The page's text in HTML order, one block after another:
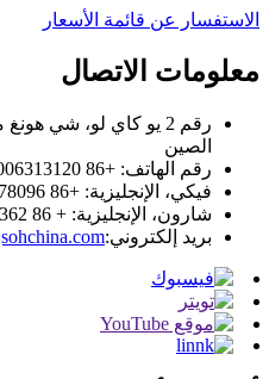
الاستفسار عن قائمة الأسعار
معلومات الاتصال
رقم 2 يو كاي لو، شي
الصين
رقم الهاتف: +86 4006313120
فيكي، الإنجليزية: +86 13911078096
شارون، الإنجليزية: + 86 17310198362
بريد إلكتروني: